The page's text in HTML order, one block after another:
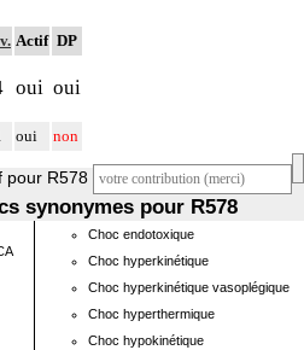
Actif DP
oui oui
oui non
pour R578
synonymes pour R578
Choc endotoxique
Choc hyperkinétique
Choc hyperkinétique vasoplégique
Choc hyperthermique
Choc hypokinétique